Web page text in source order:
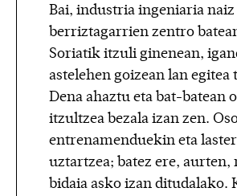
Bai, industria ingeniaria
berriztagarrien zentro
Soriatik itzuli ginenean,
astelehen goizean lan
Dena ahaztu eta bat-batean
itzultzea bezala izan zen.
entrenamenduekin eta
uztartzea; batez ere, aurten,
bidaia asko izan ditudalako.